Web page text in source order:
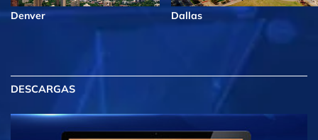
Denver Dallas
DESCARGAS